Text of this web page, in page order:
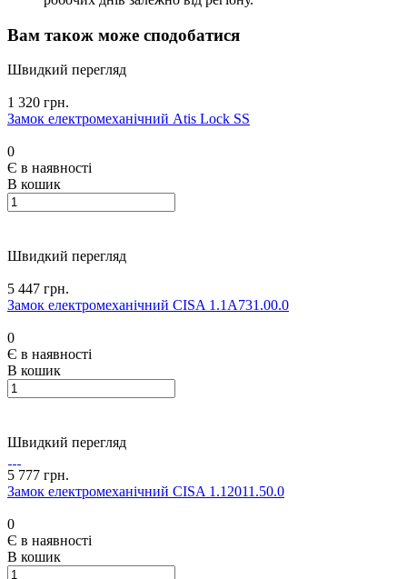
Вам також може сподобатися
Швидкий перегляд
1 320 грн.
Замок електромеханічний Atis Lock SS
0
Є в наявності
В кошик
Швидкий перегляд
5 447 грн.
Замок електромеханічний CISA 1.1А731.00.0
0
Є в наявності
В кошик
Швидкий перегляд
5 777 грн.
Замок електромеханічний CISA 1.12011.50.0
0
Є в наявності
В кошик